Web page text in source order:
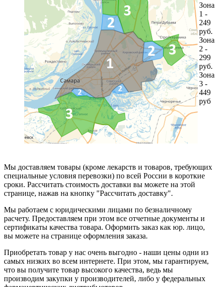
Зона
1 -
249
руб.
Зона
2 -
299
руб.
Зона
3 -
449
руб
Мы доставляем товары (кроме лекарств и товаров, требующих
специальные условия перевозки) по всей России в короткие
сроки. Рассчитать стоимость доставки вы можете на этой
странице, нажав на кнопку "Рассчитать доставку".
Мы работаем с юридическими лицами по безналичному
расчету. Предоставляем при этом все отчетные документы и
сертификаты качества товара. Оформить заказ как юр. лицо,
вы можете на странице оформления заказа.
Приобретать товар у нас очень выгодно - наши цены одни из
самых низких во всем интернете. При этом, мы гарантируем,
что вы получите товар высокого качества, ведь мы
производим закупки у производителей, либо у федеральных